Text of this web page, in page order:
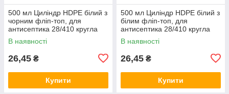
500 мл Циліндр HDPE білий з
чорним фліп-топ, для
антисептика 28/410 кругла
пляшка, флакон, баночка
В наявності
26,45 ₴
Купити
500 мл Циліндр HDPE білий з
білим фліп-топ, для
антисептика 28/410 кругла
пляшка, флакон, баночка
В наявності
26,45 ₴
Купити